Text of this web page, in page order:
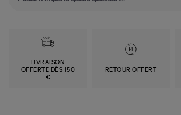
LIVRAISON
OFFERTE DÈS 150
€
RETOUR OFFERT